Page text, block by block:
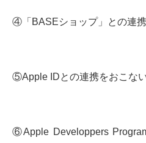
④「BASEショップ」との連携
⑤Apple IDとの連携をおこない
⑥Apple Developpers